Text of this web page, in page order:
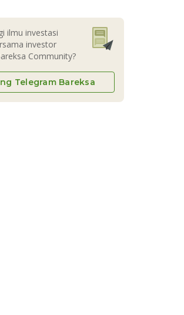
ilmu investasi
investor
Community?
Telegram Bareksa